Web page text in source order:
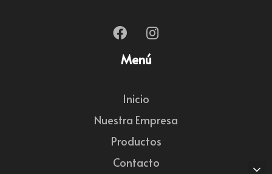
Menú
Inicio
Nuestra Empresa
Productos
Contacto